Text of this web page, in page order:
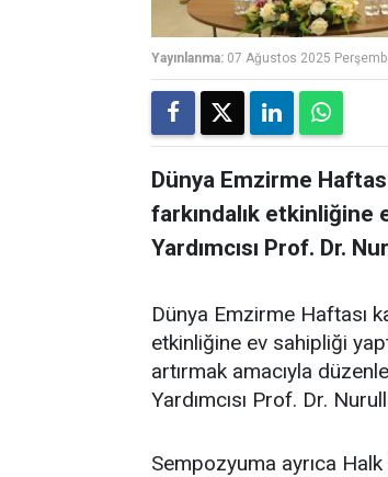
Yayınlanma: 07 Ağustos 2025
Dünya Emzirme
farkındalık etkinliğine
Yardımcısı Prof. Dr.
Dünya Emzirme Haftası
etkinliğine ev sahipliği
artırmak amacıyla
Yardımcısı Prof. Dr.
Sempozyuma ayrıca Halk